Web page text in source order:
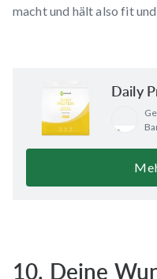
macht und hält also fit und
Daily
10. Deine